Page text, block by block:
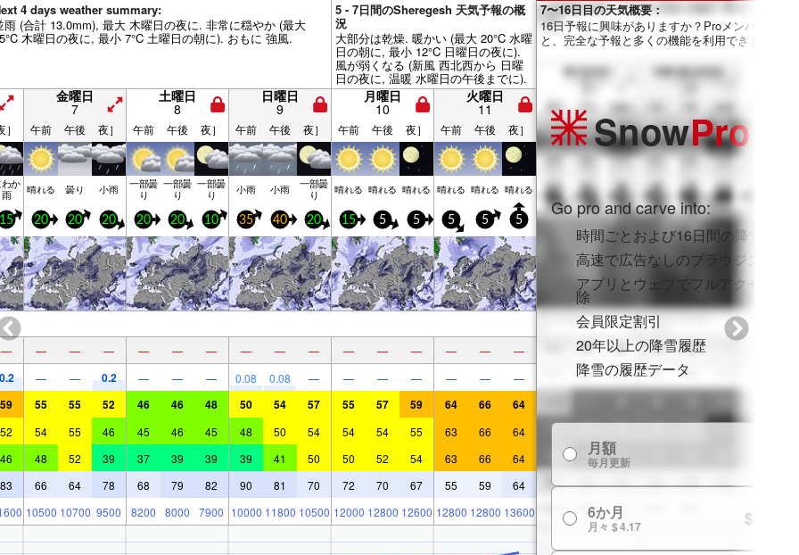
4 days weather summary:
雨 (合計 13.0mm), 最大 木曜日の夜に. 非常に穏やか (最大
木曜日の夜に, 最小 7°C 土曜日の朝に). おもに 強風.
5 - 7日間のSheregesh 天気予報の概
況
大部分は乾燥. 暖かい (最大 20°C 水曜
日の朝に, 最小 12°C 日曜日の夜に).
風が弱くなる (新風 西北西から 日曜
日の夜に, 温暖 水曜日の午後までに).
金曜日
7
土曜日
8
日曜日
9
月曜日
10
火曜日
11
］ 午前 午後 夜］ 午前 午後 夜］ 午前 午後 夜］ 午前 午後 夜］ 午前 午後 夜］
か
雨 晴れる 曇り 小雨 一部曇
り
一部曇
り
一部曇
り 小雨 小雨 一部曇
り 晴れる 晴れる 晴れる 晴れる 晴れる 晴れる
15 20 20 20 20 20 10 35 40 20 15 5 5 5 5 5
— — — — — — — — — — — — — — — —
— — 0.2 — — — 0.08 0.08 — — — — — — —
59 55 55 52 46 46 48 50 54 57 55 57 59 64 66 64
52 54 55 46 45 46 45 48 50 54 54 54 55 63 66
64
46
48 52 39 37 39 39 39 41 50 50 52 54 63 66
64
83
66 64 78 68 79 82 90 81 70 72 70 67 55 59
64
10500 10700 9500 8200 8000 7900 10000 11800 10500 12000 12800 12600 12800 12800 13600
7〜16日目の天気概要：
16日予報に興味がありますか？Proメンバーにな
と、完全な予報と多くの機能を利用できます。
SnowPro
Go pro and carve into:
時間ごとおよび16日間の降雪予報
高速で広告なしのブラウジング
アプリとウェブでフルアクセスを
除
会員限定割引
20年以上の降雪履歴
降雪の履歴データ
月額
毎月更新
6か月
月々 $ 4.17 $ 24.99